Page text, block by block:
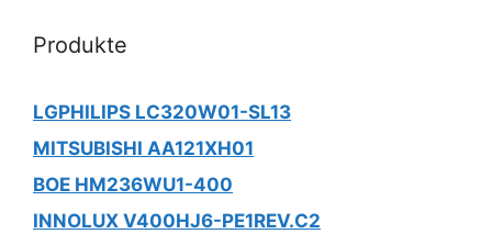
Produkte
LGPHILIPS LC320W01-SL13
MITSUBISHI AA121XH01
BOE HM236WU1-400
INNOLUX V400HJ6-PE1REV.C2